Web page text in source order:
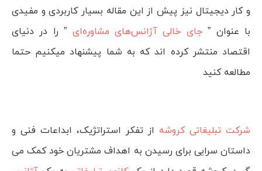
و کار دیجیتال نیز پیش از این مقاله بسیار کاربردی و مفیدی
با عنوان ”جای خالی آژانس‌های مشاوره‌ای ” را در دنیای
اقتصاد منتشر کرده اند که به شما پیشنهاد میکنیم حتما
مطالعه کنید
شرکت تبلیغاتی کروشه از تفکر استراتژیک، ابداعات فنی و
داستان سرایی برای رسیدن به اهداف مشتریان خود کمک می